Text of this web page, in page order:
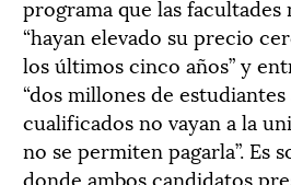
programa que las
“hayan elevado su precio
los últimos cinco años” y
“dos millones de
cualificados no vayan a la
no se permiten pagarla”. Es
donde ambos candidatos